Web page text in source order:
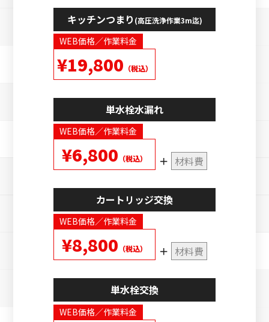
キッチンつまり (高圧洗浄作業3m迄)
WEB価格／作業料金
¥19,800 （税込）
単水栓水漏れ
WEB価格／作業料金
¥6,800 （税込） 材料費
カートリッジ交換
WEB価格／作業料金
¥8,800 （税込） 材料費
単水栓交換
WEB価格／作業料金